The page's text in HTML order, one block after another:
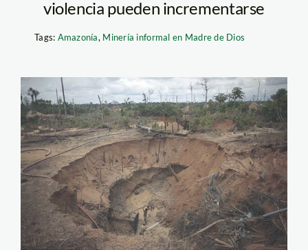
violencia pueden incrementarse
Tags: Amazonía, Minería informal en Madre de Dios